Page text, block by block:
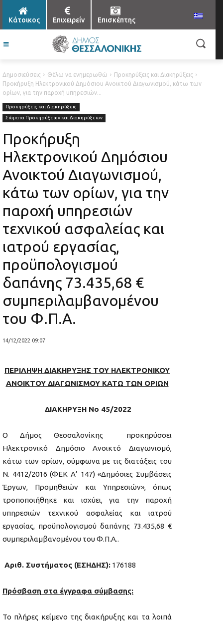
Κάτοικος Επιχειρείν Επισκέπτης
Δημοσιεύσεις Θέλω να ενημερωθώ
Προκηρύξεις και Διακηρύξεις
Προκήρυξη Ηλεκτρονικού Δημόσιου Ανοικτού Διαγωνισμού, κάτω των
ορίων, για την παροχή υπηρεσιών...
Προκηρύξεις και Διακηρύξεις
Σώματα Προκηρύξεων και Διακηρύξεων
Προκήρυξη
Ηλεκτρονικού Δημόσιου
Ανοικτού Διαγωνισμού,
κάτω των ορίων, για την
παροχή υπηρεσιών
τεχνικού ασφαλείας και
ιατρού εργασίας,
προϋπολογισμού
δαπάνης 73.435,68 €
συμπεριλαμβανομένου
του Φ.Π.Α.
14/12/2022 09:07
ΠΕΡΙΛΗΨΗ ΔΙΑΚΗΡΥΞΗΣ ΤΟΥ ΗΛΕΚΤΡΟΝΙΚΟΥ
ΑΝΟΙΚΤΟΥ ΔΙΑΓΩΝΙΣΜΟΥ ΚΑΤΩ ΤΩΝ ΟΡΙΩΝ
ΔΙΑΚΗΡΥΞΗ Νο 45/2022
Ο Δήμος Θεσσαλονίκης προκηρύσσει
Ηλεκτρονικό Δημόσιο Ανοικτό Διαγωνισμό,
κάτω των ορίων, σύμφωνα με τις διατάξεις του
Ν. 4412/2016 (ΦΕΚ Α’ 147) «Δημόσιες Συμβάσεις
Έργων, Προμηθειών και Υπηρεσιών», όπως
τροποποιήθηκε και ισχύει, για την παροχή
υπηρεσιών τεχνικού ασφαλείας και ιατρού
εργασίας, προϋπολογισμού δαπάνης 73.435,68 €
συμπεριλαμβανομένου του Φ.Π.Α..
Αριθ. Συστήματος (ΕΣΗΔΗΣ): 176188
Πρόσβαση στα έγγραφα σύμβασης:
Το πλήρες κείμενο της διακήρυξης και τα λοιπά